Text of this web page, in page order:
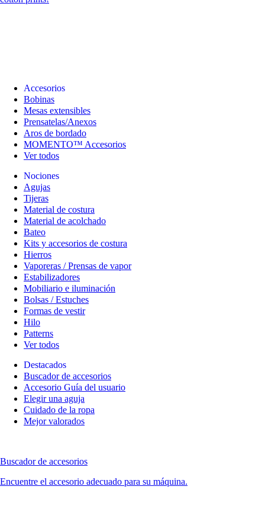
Accesorios
Bobinas
Mesas extensibles
Prensatelas/Anexos
Aros de bordado
MOMENTO™ Accesorios
Ver todos
Nociones
Agujas
Tijeras
Material de costura
Material de acolchado
Bateo
Kits y accesorios de costura
Hierros
Vaporeras / Prensas de vapor
Estabilizadores
Mobiliario e iluminación
Bolsas / Estuches
Formas de vestir
Hilo
Patterns
Ver todos
Destacados
Buscador de accesorios
Accesorio Guía del usuario
Elegir una aguja
Cuidado de la ropa
Mejor valorados
Buscador de accesorios
Encuentre el accesorio adecuado para su máquina.